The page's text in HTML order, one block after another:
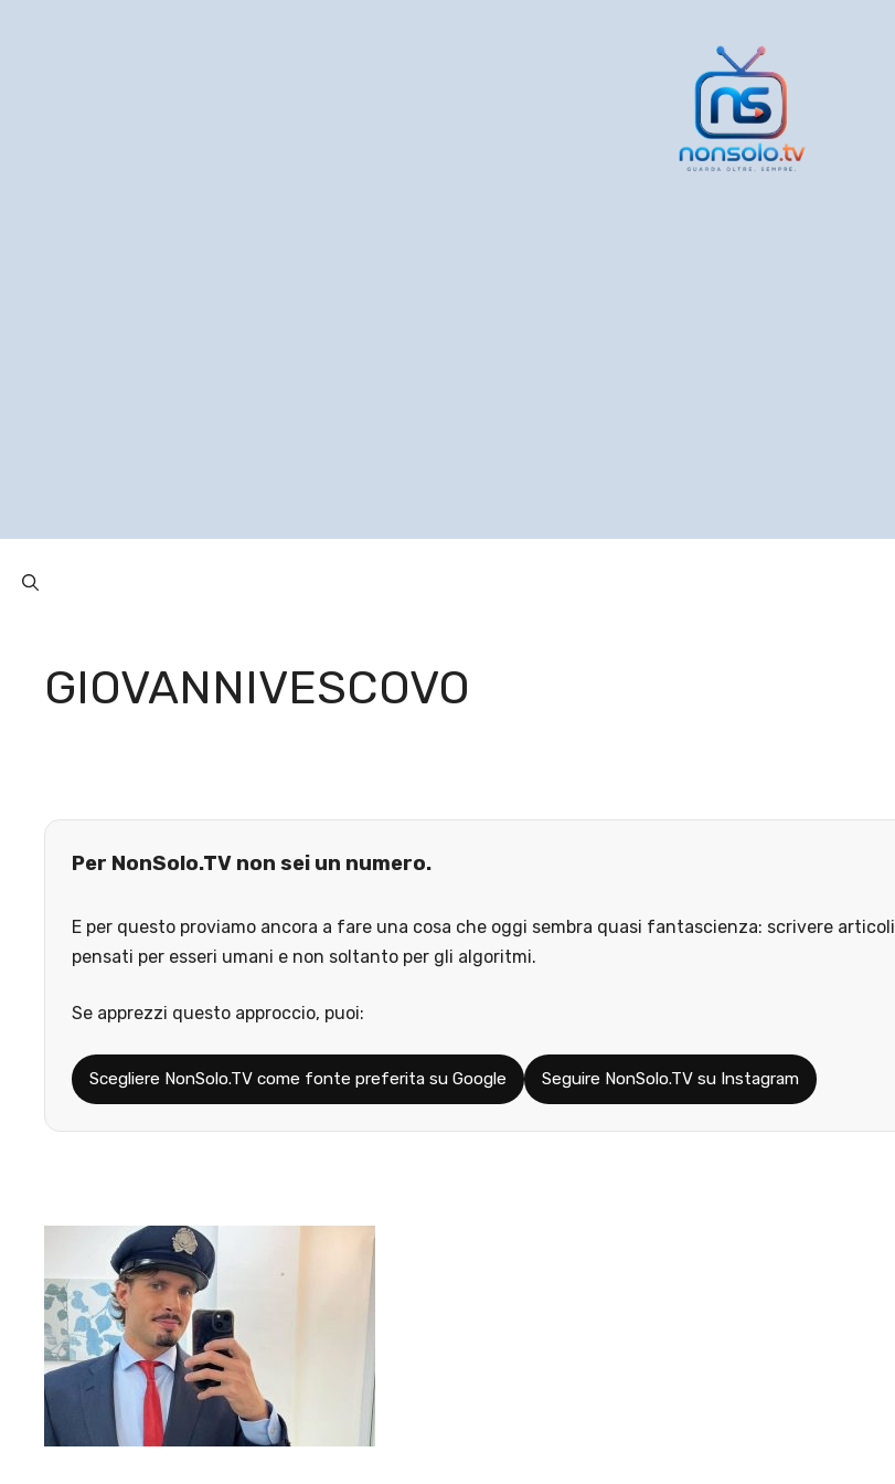
GIOVANNIVESCOVO
Per NonSolo.TV non sei un numero.
E per questo proviamo ancora a fare una cosa che oggi sembra quasi fantascienza: scrivere articoli
pensati per esseri umani e non soltanto per gli algoritmi.
Se apprezzi questo approccio, puoi:
Scegliere NonSolo.TV come fonte preferita su Google Seguire NonSolo.TV su Instagram